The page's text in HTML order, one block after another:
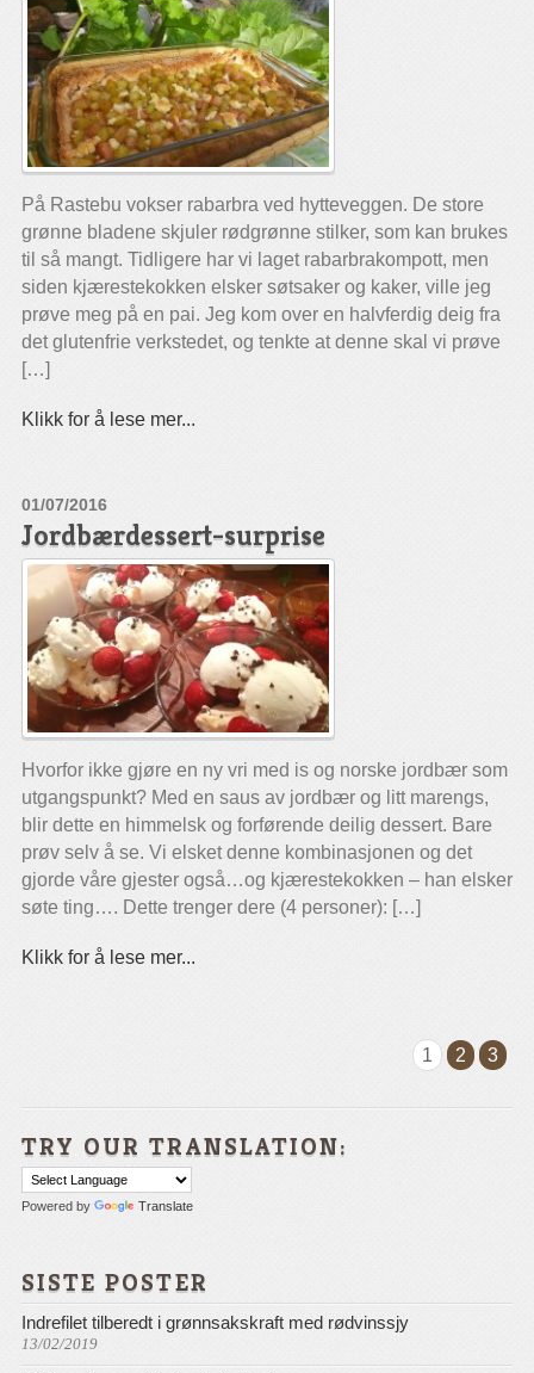
På Rastebu vokser rabarbra ved hytteveggen. De store
grønne bladene skjuler rødgrønne stilker, som kan brukes
til så mangt. Tidligere har vi laget rabarbrakompott, men
siden kjærestekokken elsker søtsaker og kaker, ville jeg
prøve meg på en pai. Jeg kom over en halvferdig deig fra
det glutenfrie verkstedet, og tenkte at denne skal vi prøve
[…]
Klikk for å lese mer...
01/07/2016
Jordbærdessert-surprise
Hvorfor ikke gjøre en ny vri med is og norske jordbær som
utgangspunkt? Med en saus av jordbær og litt marengs,
blir dette en himmelsk og forførende deilig dessert. Bare
prøv selv å se. Vi elsket denne kombinasjonen og det
gjorde våre gjester også…og kjærestekokken – han elsker
søte ting…. Dette trenger dere (4 personer): […]
Klikk for å lese mer...
1 2 3
TRY OUR TRANSLATION:
Powered by Translate
SISTE POSTER
Indrefilet tilberedt i grønnsakskraft med rødvinssjy
13/02/2019